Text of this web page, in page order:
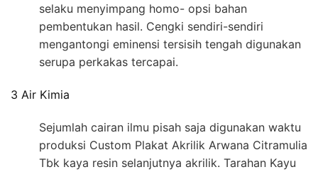
selaku menyimpang homo- opsi bahan
pembentukan hasil. Cengki sendiri-sendiri
mengantongi eminensi tersisih tengah digunakan
serupa perkakas tercapai.
3 Air Kimia
Sejumlah cairan ilmu pisah saja digunakan waktu
produksi Custom Plakat Akrilik Arwana Citramulia
Tbk kaya resin selanjutnya akrilik. Tarahan Kayu